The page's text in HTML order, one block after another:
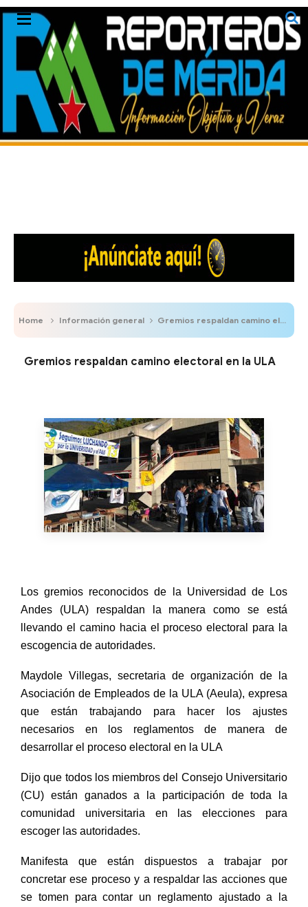
Home Información general Gremios respaldan camino electoral en la ULA
Gremios respaldan camino electoral en la ULA
Los gremios reconocidos de la Universidad de Los
Andes (ULA) respaldan la manera como se está
llevando el camino hacia el proceso electoral para la
escogencia de autoridades.
Maydole Villegas, secretaria de organización de la
Asociación de Empleados de la ULA (Aeula), expresa
que están trabajando para hacer los ajustes
necesarios en los reglamentos de manera de
desarrollar el proceso electoral en la ULA
Dijo que todos los miembros del Consejo Universitario
(CU) están ganados a la participación de toda la
comunidad universitaria en las elecciones para
escoger las autoridades.
Manifesta que están dispuestos a trabajar por
concretar ese proceso y a respaldar las acciones que
se tomen para contar un reglamento ajustado a la